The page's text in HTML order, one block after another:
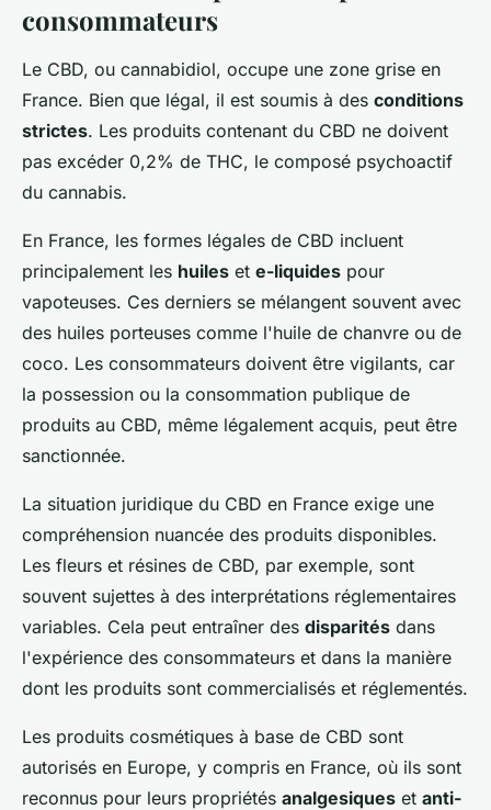
consommateurs
Le CBD, ou cannabidiol, occupe une zone grise en
France. Bien que légal, il est soumis à des conditions
strictes. Les produits contenant du CBD ne doivent
pas excéder 0,2% de THC, le composé psychoactif
du cannabis.
En France, les formes légales de CBD incluent
principalement les huiles et e-liquides pour
vapoteuses. Ces derniers se mélangent souvent avec
des huiles porteuses comme l'huile de chanvre ou de
coco. Les consommateurs doivent être vigilants, car
la possession ou la consommation publique de
produits au CBD, même légalement acquis, peut être
sanctionnée.
La situation juridique du CBD en France exige une
compréhension nuancée des produits disponibles.
Les fleurs et résines de CBD, par exemple, sont
souvent sujettes à des interprétations réglementaires
variables. Cela peut entraîner des disparités dans
l'expérience des consommateurs et dans la manière
dont les produits sont commercialisés et réglementés.
Les produits cosmétiques à base de CBD sont
autorisés en Europe, y compris en France, où ils sont
reconnus pour leurs propriétés analgesiques et anti-